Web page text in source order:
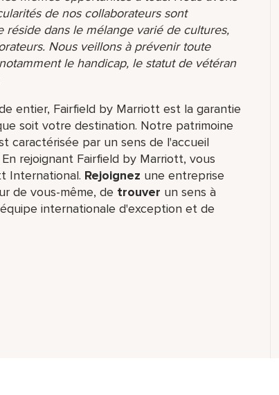
de nos collaborateurs sont
dans le mélange varié de cultures,
Nous veillons à prévenir toute
le handicap, le statut de vétéran
entier, Fairfield by Marriott est la garantie
soit votre destination. Notre patrimoine
caractérisée par un sens de l'accueil
rejoignant Fairfield by Marriott, vous
International. Rejoignez une entreprise
de vous-même,​ de trouver un sens à
internationale​ d'exception et de